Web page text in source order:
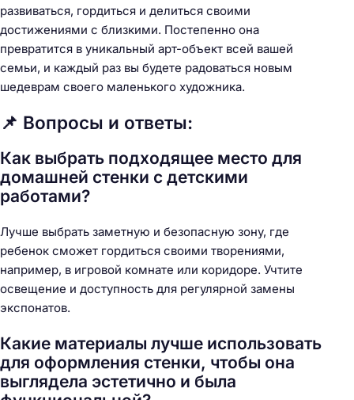
развиваться, гордиться и делиться своими
достижениями с близкими. Постепенно она
превратится в уникальный арт-объект всей вашей
семьи, и каждый раз вы будете радоваться новым
шедеврам своего маленького художника.
📌 Вопросы и ответы:
Как выбрать подходящее место для
домашней стенки с детскими
работами?
Лучше выбрать заметную и безопасную зону, где
ребенок сможет гордиться своими творениями,
например, в игровой комнате или коридоре. Учтите
освещение и доступность для регулярной замены
экспонатов.
Какие материалы лучше использовать
для оформления стенки, чтобы она
выглядела эстетично и была